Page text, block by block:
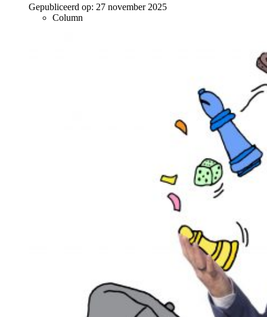
Gepubliceerd op: 27 november 2025
Column